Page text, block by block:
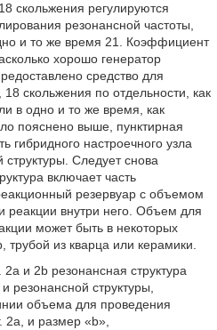
скольжения регулируются
резонансной частоты,
и то же время 21. Коэффициент
хорошо генератор
средство для
скольжения по отдельности, как
в одно и то же время, как
пояснено выше, пунктирная
гибридного настроечного узла
Следует снова
включает часть
резервуар с объемом
реакции внутри него. Объем для
может быть в некоторых
из кварца или керамики.
и 2b резонансная структура
резонансной структуры,
объема для проведения
2a, и размер «b»,